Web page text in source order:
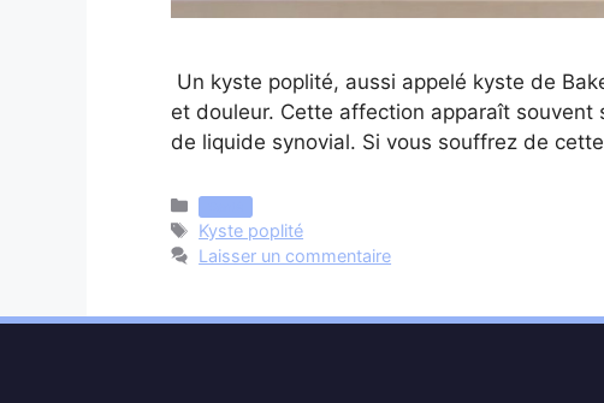
Un kyste poplité, aussi appelé kyste de
et douleur. Cette affection apparaît souvent
de liquide synovial. Si vous souffrez de
Catégories
Étiquettes
Kyste poplité
Laisser un commentaire